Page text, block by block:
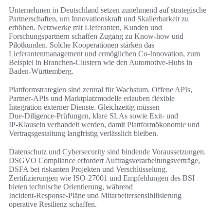
Unternehmen in Deutschland setzen zunehmend auf strategische
Partnerschaften, um Innovationskraft und Skalierbarkeit zu
erhöhen. Netzwerke mit Lieferanten, Kunden und
Forschungspartnern schaffen Zugang zu Know‑how und
Pilotkunden. Solche Kooperationen stärken das
Lieferantenmanagement und ermöglichen Co‑Innovation, zum
Beispiel in Branchen-Clustern wie den Automotive‑Hubs in
Baden‑Württemberg.
Plattformstrategien sind zentral für Wachstum. Offene APIs,
Partner‑APIs und Marktplatzmodelle erlauben flexible
Integration externer Dienste. Gleichzeitig müssen
Due‑Diligence‑Prüfungen, klare SLAs sowie Exit‑ und
IP‑Klauseln verhandelt werden, damit Plattformökonomie und
Vertragsgestaltung langfristig verlässlich bleiben.
Datenschutz und Cybersecurity sind bindende Voraussetzungen.
DSGVO Compliance erfordert Auftragsverarbeitungsverträge,
DSFA bei riskanten Projekten und Verschlüsselung.
Zertifizierungen wie ISO‑27001 und Empfehlungen des BSI
bieten technische Orientierung, während
Incident‑Response‑Pläne und Mitarbeitersensibilisierung
operative Resilienz schaffen.